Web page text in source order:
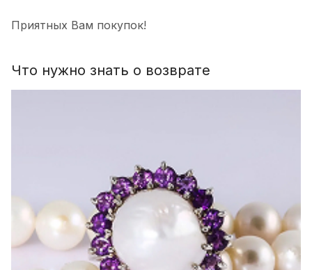
Приятных Вам покупок!
Что нужно знать о возврате